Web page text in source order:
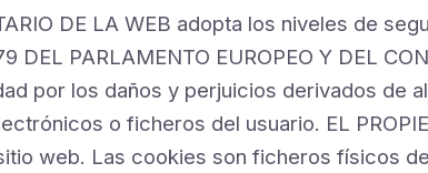
DE LA WEB adopta los niveles de
DEL PARLAMENTO EUROPEO Y DEL
por los daños y perjuicios derivados de
o ficheros del usuario. EL
web. Las cookies son ficheros físicos